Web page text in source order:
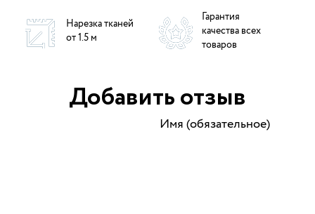
Нарезка тканей
от 1.5 м
Гарантия
качества всех
товаров
Добавить отзыв
Имя (обязательное)